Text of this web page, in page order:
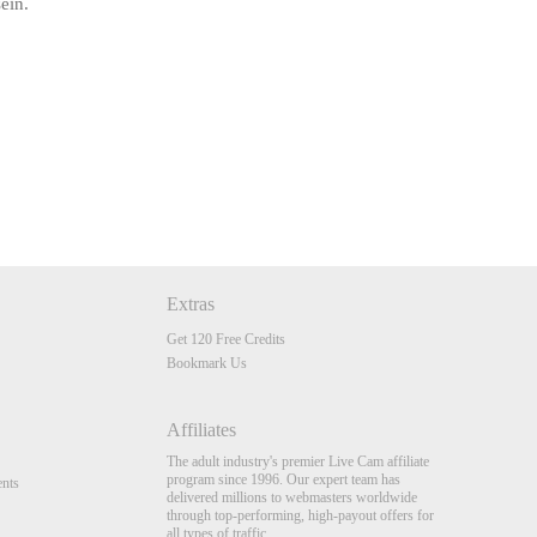
Extras
Get 120 Free Credits
Bookmark Us
Affiliates
The adult industry's premier Live Cam affiliate
program since 1996. Our expert team has
delivered millions to webmasters worldwide
through top-performing, high-payout offers for
all types of traffic.